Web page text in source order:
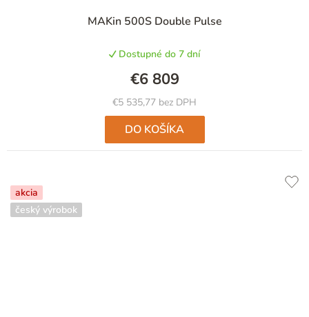
MAKin 500S Double Pulse
Dostupné do 7 dní
€5 535,77 bez DPH
€6 809
DO KOŠÍKA
akcia
český výrobok